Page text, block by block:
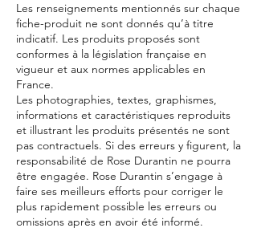
Les renseignements mentionnés sur chaque
fiche-produit ne sont donnés qu’à titre
indicatif. Les produits proposés sont
conformes à la législation française en
vigueur et aux normes applicables en
France.
Les photographies, textes, graphismes,
informations et caractéristiques reproduits
et illustrant les produits présentés ne sont
pas contractuels. Si des erreurs y figurent, la
responsabilité de Rose Durantin ne pourra
être engagée. Rose Durantin s’engage à
faire ses meilleurs efforts pour corriger le
plus rapidement possible les erreurs ou
omissions après en avoir été informé.